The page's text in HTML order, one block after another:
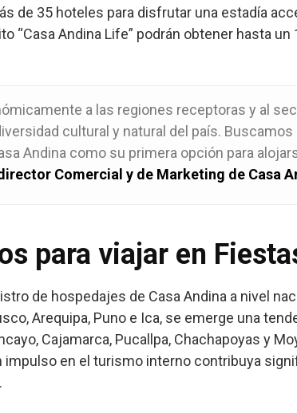
de 35 hoteles para disfrutar una estadía
“Casa Andina Life” podrán obtener hasta
a las regiones receptoras y al
cultural y natural del país.
Andina como su primera opción para
Comercial y de Marketing de Casa
para viajar en
de hospedajes de Casa Andina a nivel
Arequipa, Puno e Ica, se emerge una
Cajamarca, Pucallpa, Chachapoyas y
en el turismo interno contribuya